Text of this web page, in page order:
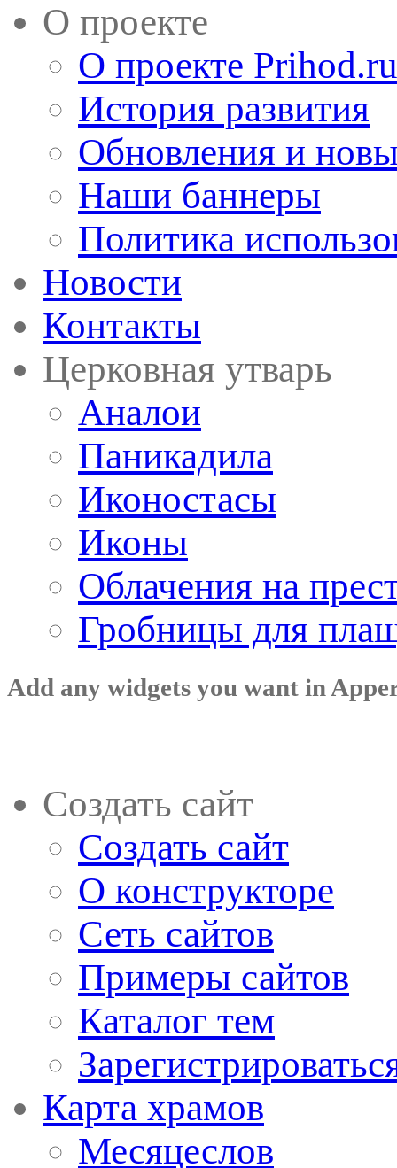
О проекте
О проекте Prihod.ru
История развития
Обновления и
Наши баннеры
Политика
Новости
Контакты
Церковная утварь
Аналои
Паникадила
Иконостасы
Иконы
Облачения на
Гробницы для
Add any widgets you want in
Создать сайт
Создать сайт
О конструкторе
Сеть сайтов
Примеры сайтов
Каталог тем
Карта храмов
Месяцеслов